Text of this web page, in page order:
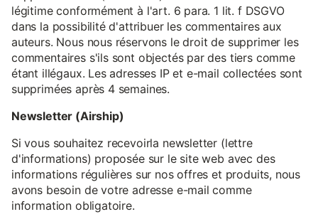
légitime conformément à l'art. 6 para. 1 lit. f DSGVO
dans la possibilité d'attribuer les commentaires aux
auteurs. Nous nous réservons le droit de supprimer les
commentaires s'ils sont objectés par des tiers comme
étant illégaux. Les adresses IP et e-mail collectées sont
supprimées après 4 semaines.
Newsletter (Airship)
Si vous souhaitez recevoirla newsletter (lettre
d'informations) proposée sur le site web avec des
informations régulières sur nos offres et produits, nous
avons besoin de votre adresse e-mail comme
information obligatoire.